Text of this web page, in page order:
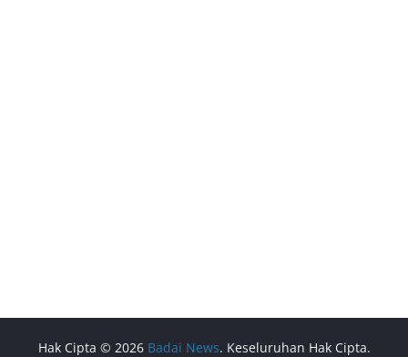
Hak Cipta © 2026 Badai News. Keseluruhan Hak Cipta.